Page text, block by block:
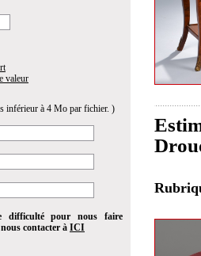
valeur
inférieur à 4 Mo par fichier. )
difficulté pour nous faire
contacter à ICI